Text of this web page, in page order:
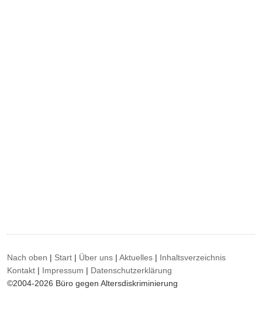
Nach oben | Start | Über uns |Aktuelles | Inhaltsverzeichnis
Kontakt | Impressum | Datenschutzerklärung
©2004-2026 Büro gegen Altersdiskriminierung